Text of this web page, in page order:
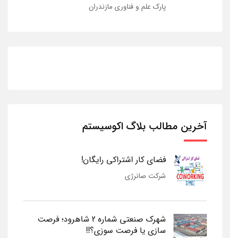
پارک علم و فناوری مازندران
آخرین مطالب بلاگ اکوسیستم
فضای کار اشتراکی رایگان!
شرکت صانرژی
شهرک صنعتی شماره 2 شاهرود؛ فرصت
سازی یا فرصت سوزی؟!!